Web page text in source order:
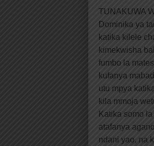
TUNAKUWA
Dominika ya
katika kilele
kimekwisha
fumbo la
kufanya
utu mpya
kila mmoja
Katika somo
atafanya
ndani yao, na